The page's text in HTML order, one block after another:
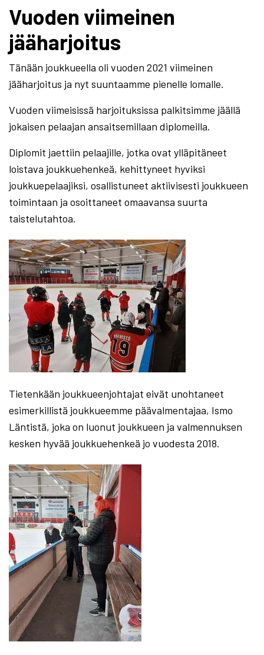
Vuoden viimeinen
jääharjoitus
Tänään joukkueella oli vuoden 2021 viimeinen
jääharjoitus ja nyt suuntaamme pienelle lomalle.
Vuoden viimeisissä harjoituksissa palkitsimme jäällä
jokaisen pelaajan ansaitsemillaan diplomeilla.
Diplomit jaettiin pelaajille, jotka ovat ylläpitäneet
loistava joukkuehenkeä, kehittyneet hyviksi
joukkuepelaajiksi, osallistuneet aktiivisesti joukkueen
toimintaan ja osoittaneet omaavansa suurta
taistelutahtoa.
Tietenkään joukkueenjohtajat eivät unohtaneet
esimerkillistä joukkueemme päävalmentajaa, Ismo
Läntistä, joka on luonut joukkueen ja valmennuksen
kesken hyvää joukkuehenkeä jo vuodesta 2018.